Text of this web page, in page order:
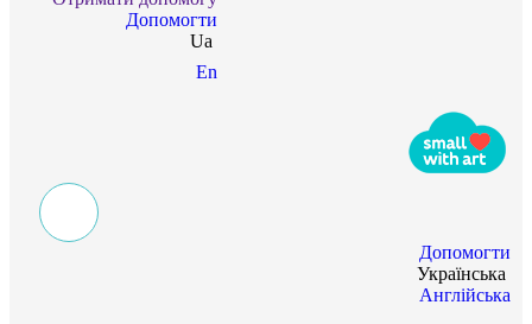
Допомогти
Ua
En
Допомогти
Українська
Англійська